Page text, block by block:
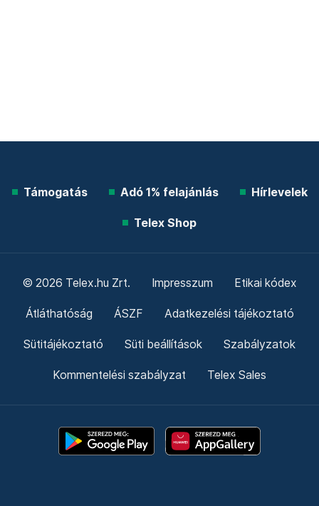
Támogatás Adó 1% felajánlás Hírlevelek
Telex Shop
© 2026 Telex.hu Zrt. Impresszum Etikai kódex
Átláthatóság ÁSZF Adatkezelési tájékoztató
Sütitájékoztató Süti beállítások Szabályzatok
Kommentelési szabályzat Telex Sales